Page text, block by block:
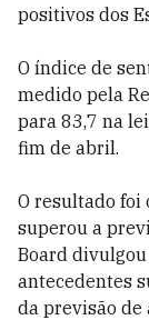
positivos dos
O índice de
medido pela
para 83,7 na
fim de abril.
O resultado foi
superou a
Board
antecedentes
da previsão de